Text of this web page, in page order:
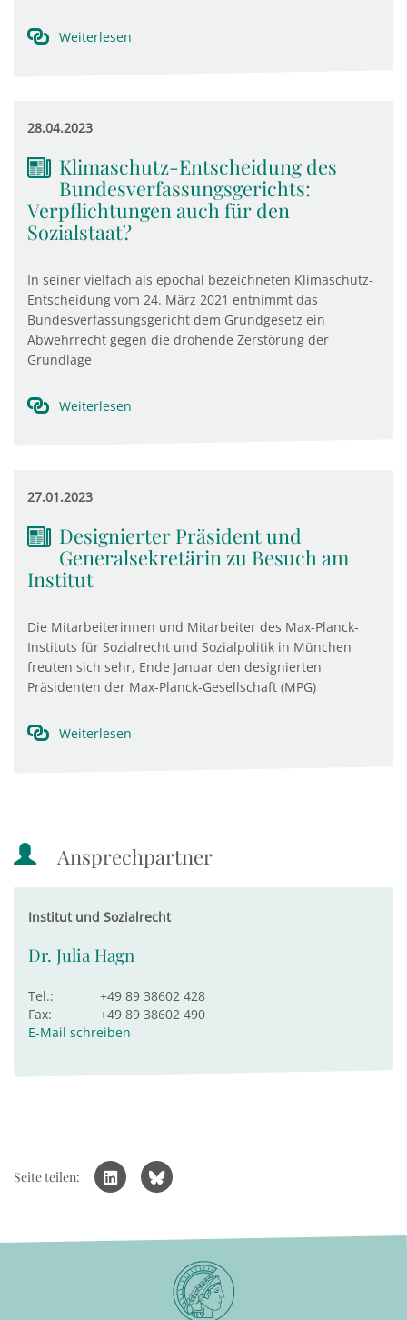
Weiterlesen
28.04.2023
Klimaschutz-Entscheidung des
Bundesverfassungsgerichts:
Verpflichtungen auch für den
Sozialstaat?
In seiner vielfach als epochal bezeichneten Klimaschutz-
Entscheidung vom 24. März 2021 entnimmt das
Bundesverfassungsgericht dem Grundgesetz ein
Abwehrrecht gegen die drohende Zerstörung der
Grundlage
Weiterlesen
27.01.2023
Designierter Präsident und
Generalsekretärin zu Besuch am
Institut
Die Mitarbeiterinnen und Mitarbeiter des Max-Planck-
Instituts für Sozialrecht und Sozialpolitik in München
freuten sich sehr, Ende Januar den designierten
Präsidenten der Max-Planck-Gesellschaft (MPG)
Weiterlesen
Ansprechpartner
Institut und Sozialrecht
Dr. Julia Hagn
Tel.:
+49 89 38602 428
Fax:
+49 89 38602 490
E-Mail schreiben
Seite teilen: